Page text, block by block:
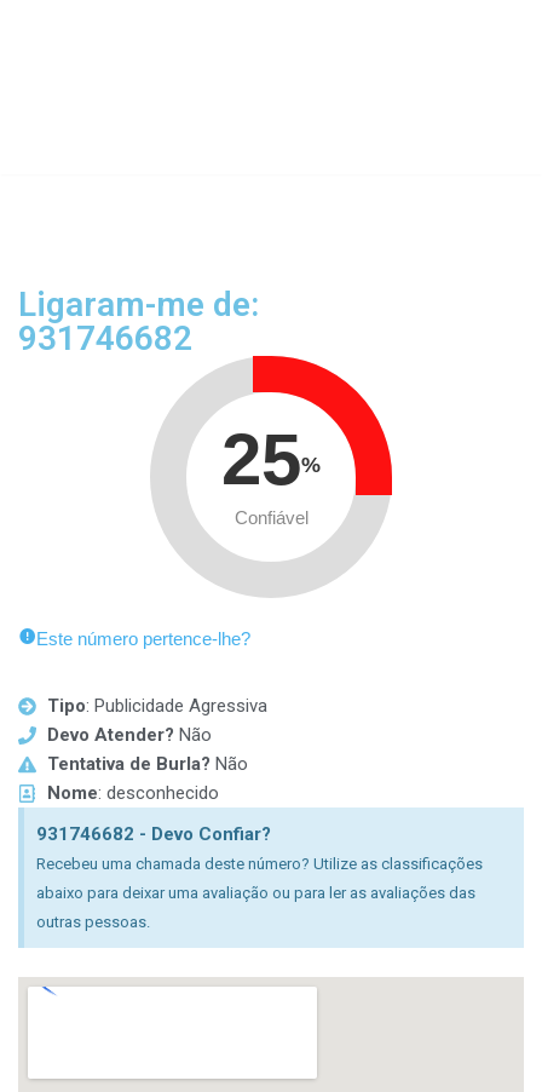
Ligaram-me de:
931746682
25%
Confiável
Este número pertence-lhe?
Tipo: Publicidade Agressiva
Devo Atender? Não
Tentativa de Burla? Não
Nome: desconhecido
931746682 - Devo Confiar?
Recebeu uma chamada deste número? Utilize as classificações
abaixo para deixar uma avaliação ou para ler as avaliações das
outras pessoas.